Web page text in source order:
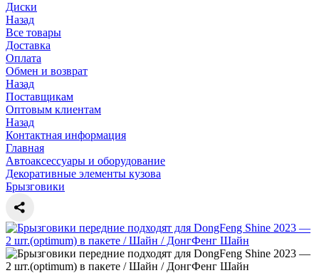
Диски
Назад
Все товары
Доставка
Оплата
Обмен и возврат
Назад
Поставщикам
Оптовым клиентам
Назад
Контактная информация
Главная
Автоаксессуары и оборудование
Декоративные элементы кузова
Брызговики